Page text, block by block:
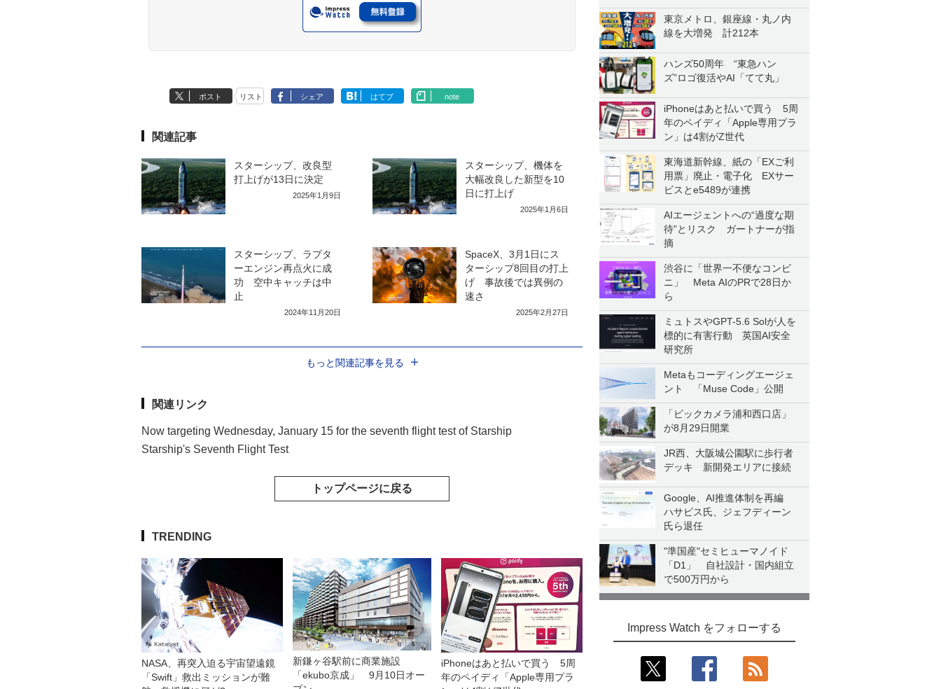
東京メトロ、銀座線・丸ノ内
線を大増発 計212本
ハンズ50周年 “東急ハン
ズ”ロゴ復活やAI「てて丸」
iPhoneはあと払いで買う 5周
年のペイディ「Apple専用プラ
ン」は4割がZ世代
東海道新幹線、紙の「EXご利
用票」廃止・電子化 EXサー
ビスとe5489が連携
AIエージェントへの“過度な期
待”とリスク ガートナーが指
摘
渋谷に「世界一不便なコンビ
ニ」 Meta AIのPRで28日か
ら
ミュトスやGPT-5.6 Solが人を
標的に有害行動 英国AI安全
研究所
Metaもコーディングエージェ
ント 「Muse Code」公開
「ビックカメラ浦和西口店」
が8月29日開業
JR西、大阪城公園駅に歩行者
デッキ 新開発エリアに接続
Google、AI推進体制を再編
ハサビス氏、ジェフディーン
氏ら退任
"準国産"セミヒューマノイド
「D1」 自社設計・国内組立
で500万円から
Impress Watch をフォローする
ポスト リスト シェア はてブ note
関連記事
スターシップ、改良型
打上げが13日に決定
2025年1月9日
スターシップ、機体を
大幅改良した新型を10
日に打上げ
2025年1月6日
スターシップ、ラプタ
ーエンジン再点火に成
功 空中キャッチは中
止
2024年11月20日
SpaceX、3月1日にス
ターシップ8回目の打上
げ 事故後では異例の
速さ
2025年2月27日
もっと関連記事を見る
関連リンク
Now targeting Wednesday, January 15 for the seventh flight test of Starship
Starship's Seventh Flight Test
トップページに戻る
TRENDING
NASA、再突入迫る宇宙望遠鏡
「Swift」救出ミッションが難
新鎌ヶ谷駅前に商業施設
「ekubo京成」 9月10日オー
iPhoneはあと払いで買う 5周
年のペイディ「Apple専用プラ